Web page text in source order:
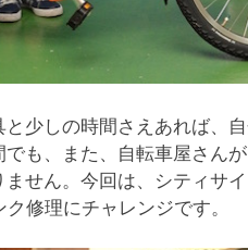
少しの時間さえあれば、
も、また、自転車屋さん
せん。今回は、シティサ
ク修理にチャレンジです。